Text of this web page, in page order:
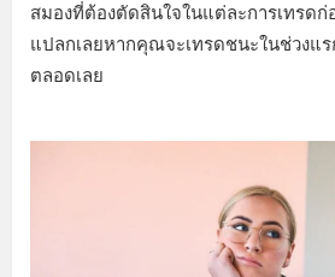
สมองที่ต้องตัดสินใจในแต่ละการเทรด
แปลกเลยหากคุณจะเทรดชนะในช่วงแร
ตลอดเลย